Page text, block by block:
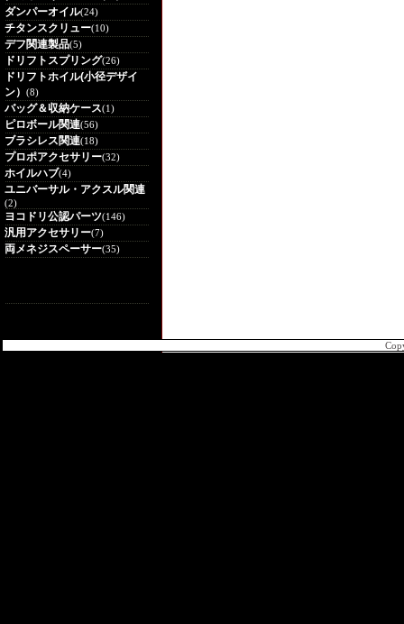
ダンパーオイル(24)
チタンスクリュー(10)
デフ関連製品(5)
ドリフトスプリング(26)
ドリフトホイル(小径デザイ
ン） (8)
バッグ＆収納ケース(1)
ピロボール関連(56)
ブラシレス関連(18)
プロポアクセサリー(32)
ホイルハブ(4)
ユニバーサル・アクスル関連
(2)
ヨコドリ公認パーツ(146)
汎用アクセサリー(7)
両メネジスペーサー(35)